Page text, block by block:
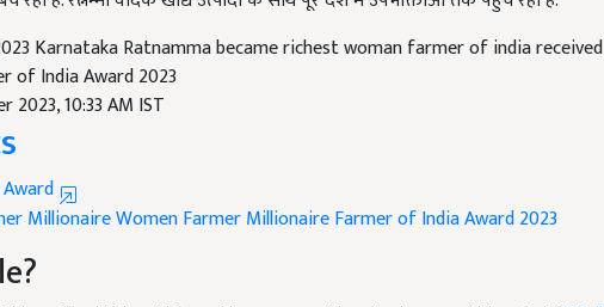
Karnataka Ratnamma became richest woman farmer of india received
of India Award 2023
2023, 10:33 AM IST
Millionaire Women FarmerMillionaire Farmer of India Award 2023